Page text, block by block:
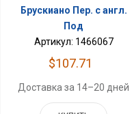
Брускиано Пер. с англ.
Под
Артикул: 1466067
$107.71
Доставка за 14–20 дней